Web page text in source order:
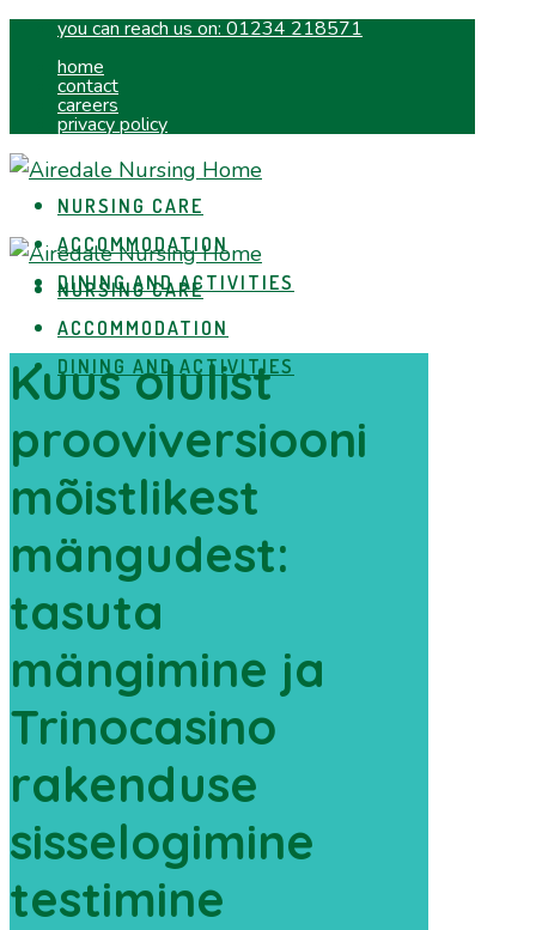
you can reach us on: 01234 218571
home
contact
careers
privacy policy
NURSING CARE
ACCOMMODATION
DINING AND ACTIVITIES
NURSING CARE
ACCOMMODATION
DINING AND ACTIVITIES
Kuus olulist
prooviversiooni
mõistlikest
mängudest:
tasuta
mängimine ja
Trinocasino
rakenduse
sisselogimine
testimine